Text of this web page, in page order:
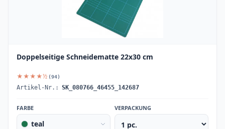
Doppelseitige Schneidematte 22x30 cm
★★★★½ (94)
Artikel-Nr.: SK_080766_46455_142687
FARBE
teal
VERPACKUNG